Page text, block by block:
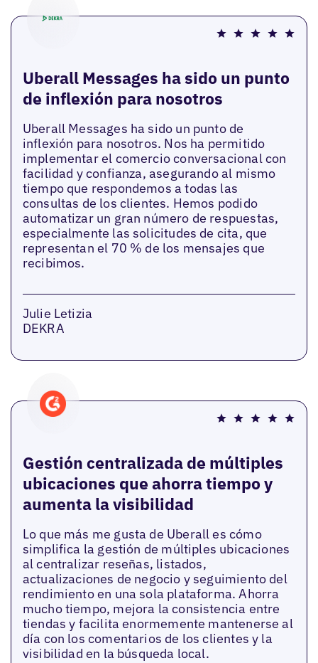
Uberall Messages ha sido un punto
de inflexión para nosotros
Uberall Messages ha sido un punto de
inflexión para nosotros. Nos ha permitido
implementar el comercio conversacional con
facilidad y confianza, asegurando al mismo
tiempo que respondemos a todas las
consultas de los clientes. Hemos podido
automatizar un gran número de respuestas,
especialmente las solicitudes de cita, que
representan el 70 % de los mensajes que
recibimos.
Julie Letizia
DEKRA
Gestión centralizada de múltiples
ubicaciones que ahorra tiempo y
aumenta la visibilidad
Lo que más me gusta de Uberall es cómo
simplifica la gestión de múltiples ubicaciones
al centralizar reseñas, listados,
actualizaciones de negocio y seguimiento del
rendimiento en una sola plataforma. Ahorra
mucho tiempo, mejora la consistencia entre
tiendas y facilita enormemente mantenerse al
día con los comentarios de los clientes y la
visibilidad en la búsqueda local.